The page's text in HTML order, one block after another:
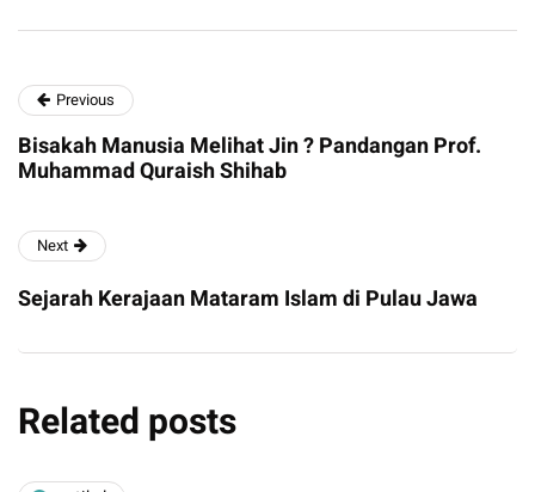
Previous
Bisakah Manusia Melihat Jin ? Pandangan Prof.
Muhammad Quraish Shihab
Next
Sejarah Kerajaan Mataram Islam di Pulau Jawa
Related posts